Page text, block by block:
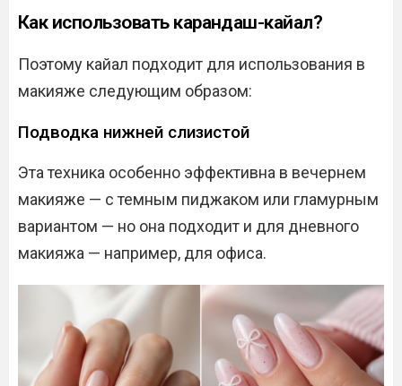
Как использовать карандаш-кайал?
Поэтому кайал подходит для использования в
макияже следующим образом:
Подводка нижней слизистой
Эта техника особенно эффективна в вечернем
макияже — с темным пиджаком или гламурным
вариантом — но она подходит и для дневного
макияжа — например, для офиса.